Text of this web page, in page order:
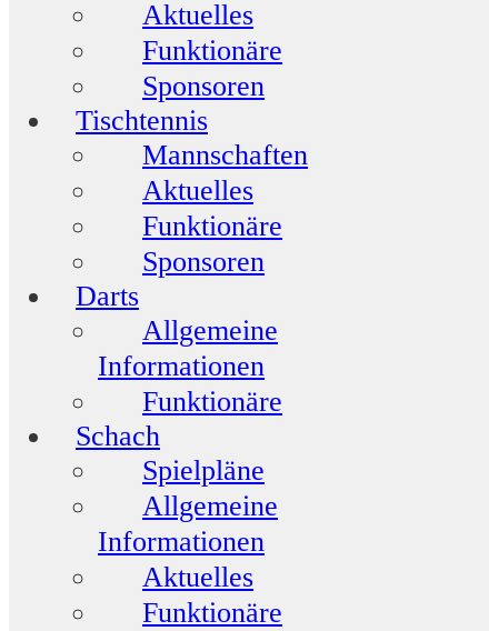
Aktuelles
Funktionäre
Sponsoren
Tischtennis
Mannschaften
Aktuelles
Funktionäre
Sponsoren
Darts
Allgemeine
Informationen
Funktionäre
Schach
Spielpläne
Allgemeine
Informationen
Aktuelles
Funktionäre